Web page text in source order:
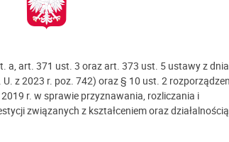
a, art. 371 ust. 3 oraz art. 373 ust. 5 ustawy z
z 2023 r. poz. 742) oraz § 10 ust. 2
r. w sprawie przyznawania, rozliczania i
związanych z kształceniem oraz działalnością